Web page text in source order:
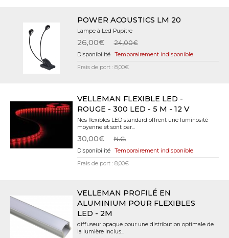
POWER ACOUSTICS LM 20
Lampe à Led Pupitre
26,00€ 24,00€
Temporairement indisponible
Frais de port : 8,00€
VELLEMAN FLEXIBLE LED -
ROUGE - 300 LED - 5 M - 12 V
Nos flexibles LED standard offrent une luminosité
moyenne et sont par...
30,00€ N.C.
Temporairement indisponible
Frais de port : 8,00€
VELLEMAN PROFILÉ EN
ALUMINIUM POUR FLEXIBLES
LED - 2M
diffuseur opaque pour une distribution optimale de
la lumière inclus...